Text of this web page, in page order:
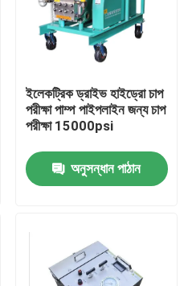
ইলেকট্রিক ড্রাইভ হাইড্রো চাপ
পরীক্ষা পাম্প পাইপলাইন জন্য চাপ
পরীক্ষা 15000psi
অনুসন্ধান পাঠান